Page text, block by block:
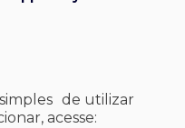
de utilizar
acesse: